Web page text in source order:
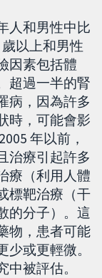
人和男性中比
以上和男性
因素包括體
超過一半的腎
病，因為許多
時，可能會影
年以前，
治療引起許多
療（利用人體
標靶治療（干
的分子）。這
物，患者可能
或更輕微。
被評估。